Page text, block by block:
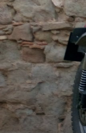
Saltar
al
contenido